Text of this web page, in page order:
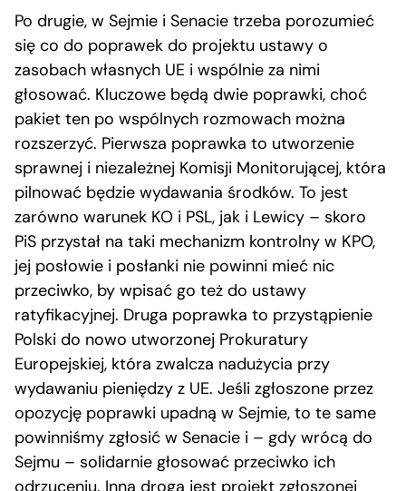
Po drugie, w Sejmie i Senacie trzeba porozumieć
się co do poprawek do projektu ustawy o
zasobach własnych UE i wspólnie za nimi
głosować. Kluczowe będą dwie poprawki, choć
pakiet ten po wspólnych rozmowach można
rozszerzyć. Pierwsza poprawka to utworzenie
sprawnej i niezależnej Komisji Monitorującej, która
pilnować będzie wydawania środków. To jest
zarówno warunek KO i PSL, jak i Lewicy – skoro
PiS przystał na taki mechanizm kontrolny w KPO,
jej posłowie i posłanki nie powinni mieć nic
przeciwko, by wpisać go też do ustawy
ratyfikacyjnej. Druga poprawka to przystąpienie
Polski do nowo utworzonej Prokuratury
Europejskiej, która zwalcza nadużycia przy
wydawaniu pieniędzy z UE. Jeśli zgłoszone przez
opozycję poprawki upadną w Sejmie, to te same
powinniśmy zgłosić w Senacie i – gdy wrócą do
Sejmu – solidarnie głosować przeciwko ich
odrzuceniu. Inną drogą jest projekt zgłoszonej